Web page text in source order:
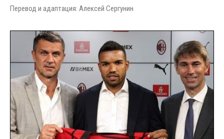
Перевод и адаптация: Алексей Сергунин